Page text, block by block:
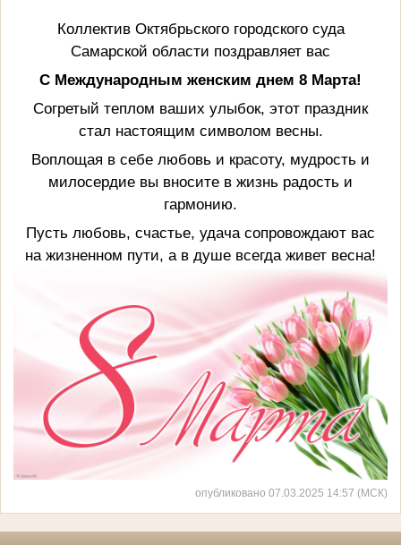
Коллектив Октябрьского городского суда
Самарской области поздравляет вас
С Международным женским днем 8 Марта!
Согретый теплом ваших улыбок, этот праздник
стал настоящим символом весны.
Воплощая в себе любовь и красоту, мудрость и
милосердие вы вносите в жизнь радость и
гармонию.
Пусть любовь, счастье, удача сопровождают вас
на жизненном пути, а в душе всегда живет весна!
опубликовано 07.03.2025 14:57 (МСК)